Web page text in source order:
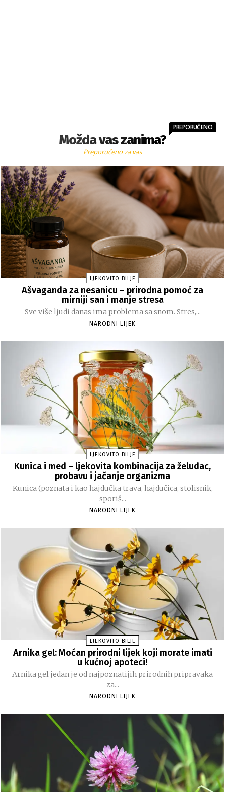
Možda vas zanima?
PREPORUČENO
Preporučeno za vas
LJEKOVITO BILJE
Ašvaganda za nesanicu – prirodna pomoć za
mirniji san i manje stresa
Sve više ljudi danas ima problema sa snom. Stres,...
NARODNI LIJEK
LJEKOVITO BILJE
Kunica i med – ljekovita kombinacija za želudac,
probavu i jačanje organizma
Kunica (poznata i kao hajdučka trava, hajdučica, stolisnik,
sporiš...
NARODNI LIJEK
LJEKOVITO BILJE
Arnika gel: Moćan prirodni lijek koji morate imati
u kućnoj apoteci!
Arnika gel jedan je od najpoznatijih prirodnih pripravaka
za...
NARODNI LIJEK